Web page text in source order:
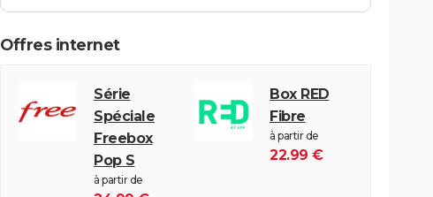
Offres internet
Série
Spéciale
Freebox
Pop S
à partir de
Box RED
Fibre
à partir de
22.99 €